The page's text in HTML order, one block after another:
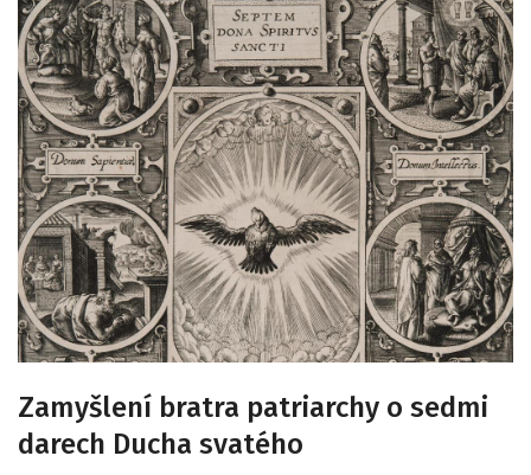
Zamyšlení bratra patriarchy o sedmi
darech Ducha svatého